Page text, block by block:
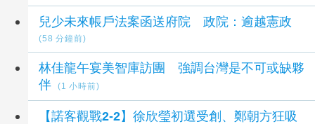
兒少未來帳戶法案函送府院 政院：逾越憲政
(58 分鐘前)
林佳龍午宴美智庫訪團 強調台灣是不可或缺夥
伴
(1 小時前)
【諾客觀戰2-2】徐欣瑩初選受創、鄭朝方狂吸